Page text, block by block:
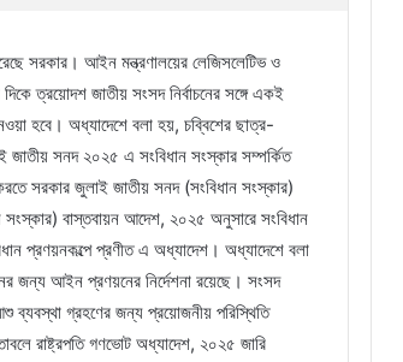
সরকার। আইন মন্ত্রণালয়ের লেজিসলেটিভ ও
ত্রয়োদশ জাতীয় সংসদ নির্বাচনের সঙ্গে একই
হবে। অধ্যাদেশে বলা হয়, চব্বিশের ছাত্র-
জাতীয় সনদ ২০২৫ এ সংবিধান সংস্কার সম্পর্কিত
সরকার জুলাই জাতীয় সনদ (সংবিধান সংস্কার)
বাস্তবায়ন আদেশ, ২০২৫ অনুসারে সংবিধান
প্রণয়নকল্পে প্রণীত এ অধ্যাদেশ। অধ্যাদেশে বলা
জন্য আইন প্রণয়নের নির্দেশনা রয়েছে। সংসদ
ব্যবস্থা গ্রহণের জন্য প্রয়োজনীয় পরিস্থিতি
রাষ্ট্রপতি গণভোট অধ্যাদেশ, ২০২৫ জারি